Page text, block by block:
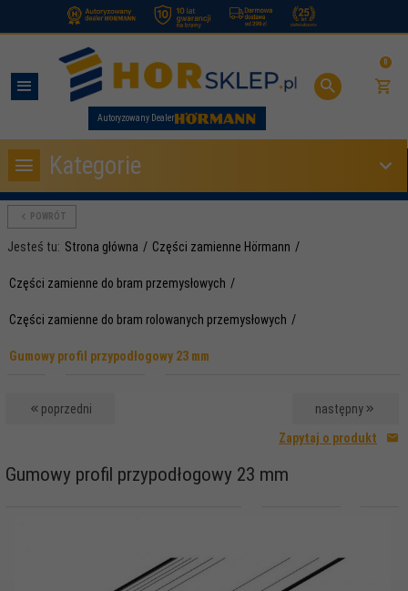
Autoryzowany Dealer
0
Kategorie
POWRÓT
Jesteś tu: Strona główna Części zamienne Hörmann
Części zamienne do bram przemysłowych
Części zamienne do bram rolowanych przemysłowych
Gumowy profil przypodłogowy 23 mm
poprzedni
następny
Zapytaj o produkt
Gumowy profil przypodłogowy 23 mm